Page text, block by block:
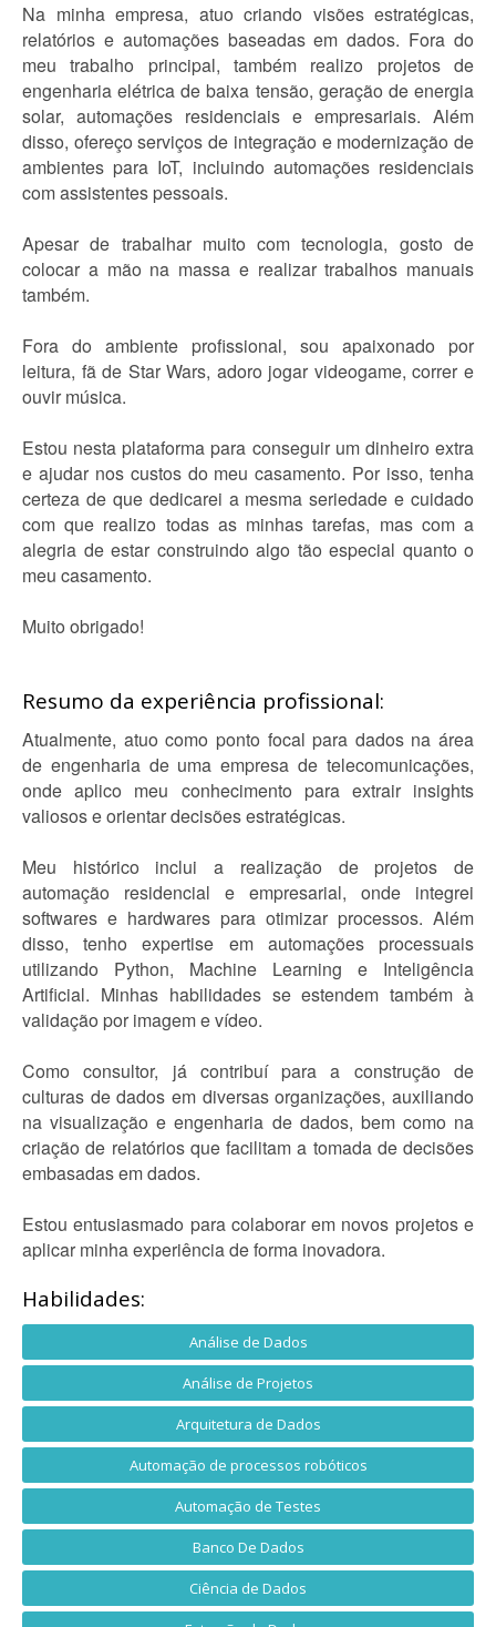
Na minha empresa, atuo criando visões estratégicas,
relatórios e automações baseadas em dados. Fora do
meu trabalho principal, também realizo projetos de
engenharia elétrica de baixa tensão, geração de energia
solar, automações residenciais e empresariais. Além
disso, ofereço serviços de integração e modernização de
ambientes para IoT, incluindo automações residenciais
com assistentes pessoais.
Apesar de trabalhar muito com tecnologia, gosto de
colocar a mão na massa e realizar trabalhos manuais
também.
Fora do ambiente profissional, sou apaixonado por
leitura, fã de Star Wars, adoro jogar videogame, correr e
ouvir música.
Estou nesta plataforma para conseguir um dinheiro extra
e ajudar nos custos do meu casamento. Por isso, tenha
certeza de que dedicarei a mesma seriedade e cuidado
com que realizo todas as minhas tarefas, mas com a
alegria de estar construindo algo tão especial quanto o
meu casamento.
Muito obrigado!
Resumo da experiência profissional:
Atualmente, atuo como ponto focal para dados na área
de engenharia de uma empresa de telecomunicações,
onde aplico meu conhecimento para extrair insights
valiosos e orientar decisões estratégicas.
Meu histórico inclui a realização de projetos de
automação residencial e empresarial, onde integrei
softwares e hardwares para otimizar processos. Além
disso, tenho expertise em automações processuais
utilizando Python, Machine Learning e Inteligência
Artificial. Minhas habilidades se estendem também à
validação por imagem e vídeo.
Como consultor, já contribuí para a construção de
culturas de dados em diversas organizações, auxiliando
na visualização e engenharia de dados, bem como na
criação de relatórios que facilitam a tomada de decisões
embasadas em dados.
Estou entusiasmado para colaborar em novos projetos e
aplicar minha experiência de forma inovadora.
Habilidades:
Análise de Dados
Análise de Projetos
Arquitetura de Dados
Automação de processos robóticos
Automação de Testes
Banco De Dados
Ciência de Dados